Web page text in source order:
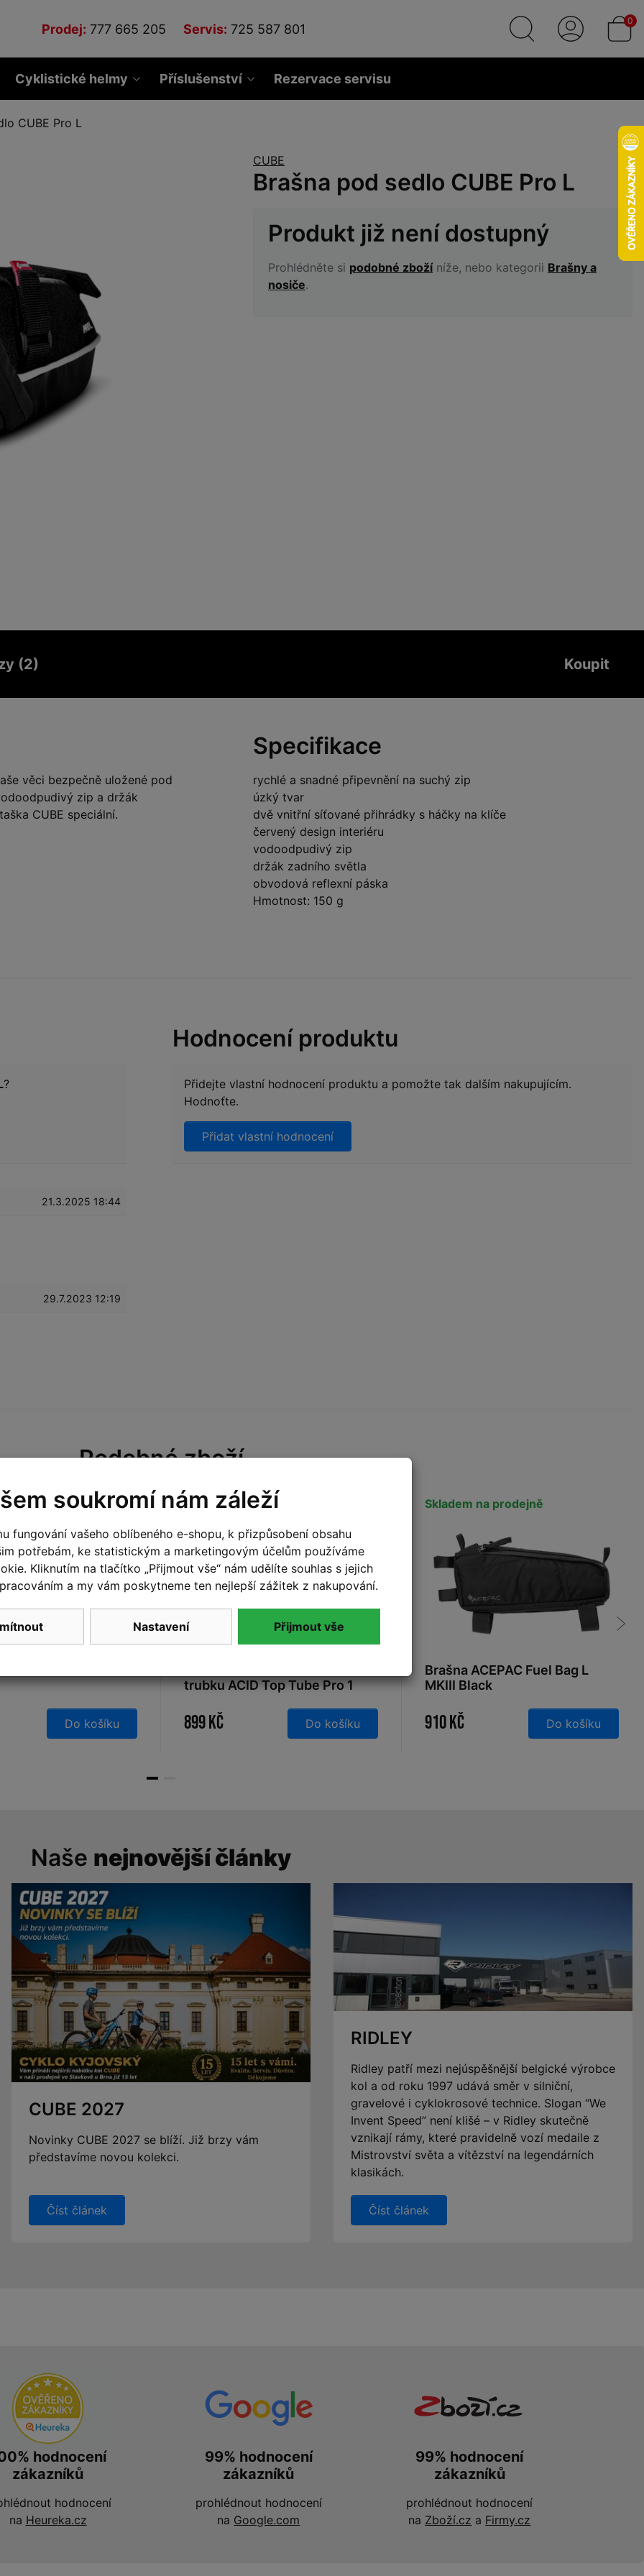
Prodej: 777 665 205 Servis: 725 587 801
0
Cyklistické helmy Příslušenství Rezervace servisu
CUBE Pro L
CUBE
Brašna pod sedlo CUBE Pro L
Produkt již není dostupný
Prohlédněte si podobné zbožíníže, nebo kategorii Brašny a
nosiče.
(2) Koupit
věci bezpečně uložené pod
zip a držák
CUBE speciální.
Specifikace
rychlé a snadné připevnění na suchý zip
úzký tvar
dvě vnitřní síťované přihrádky s háčky na klíče
červený design interiéru
vodoodpudivý zip
držák zadního světla
obvodová reflexní páska
Hmotnost: 150 g
?
21.3.2025 18:44
29.7.2023 12:19
Hodnocení produktu
Přidejte vlastní hodnocení produktu a pomožte tak dalším nakupujícím.
Hodnoťte.
Přidat vlastní hodnocení
Podobné zboží
prodejně
Do košíku
Skladem na prodejně
trubku ACID Top Tube Pro 1
899 Kč Do košíku
Skladem na prodejně
Brašna ACEPAC Fuel Bag L
MKIII Black
910 Kč Do košíku
Naše nejnovější články
CUBE 2027
Novinky CUBE 2027 se blíží. Již brzy vám
představíme novou kolekci.
Číst článek
RIDLEY
Ridley patří mezi nejúspěšnější belgické výrobce
kol a od roku 1997 udává směr v silniční,
gravelové i cyklokrosové technice. Slogan “We
Invent Speed” není klišé – v Ridley skutečně
vznikají rámy, které pravidelně vozí medaile z
Mistrovství světa a vítězství na legendárních
klasikách.
Číst článek
hodnocení
zákazníků
hodnocení
na Heureka.cz
99% hodnocení
zákazníků
prohlédnout hodnocení
na Google.com
99% hodnocení
zákazníků
prohlédnout hodnocení
na Zboží.cz a Firmy.cz
soukromí nám záleží
fungování vašeho oblíbeného e-shopu, k přizpůsobení obsahu
potřebám, ke statistickým a marketingovým účelům používáme
Kliknutím na tlačítko „Přijmout vše“ nám udělíte souhlas s jejich
a my vám poskytneme ten nejlepší zážitek z nakupování.
Nastavení Přijmout vše